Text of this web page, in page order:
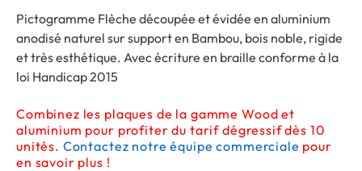
Pictogramme Flèche découpée et évidée en aluminium
anodisé naturel sur support en Bambou, bois noble, rigide
et très esthétique. Avec écriture en braille conforme à la
loi Handicap 2015
Combinez les plaques de la gamme Wood et
aluminium pour profiter du tarif dégressif dès 10
unités. Contactez notre équipe commerciale pour
en savoir plus !